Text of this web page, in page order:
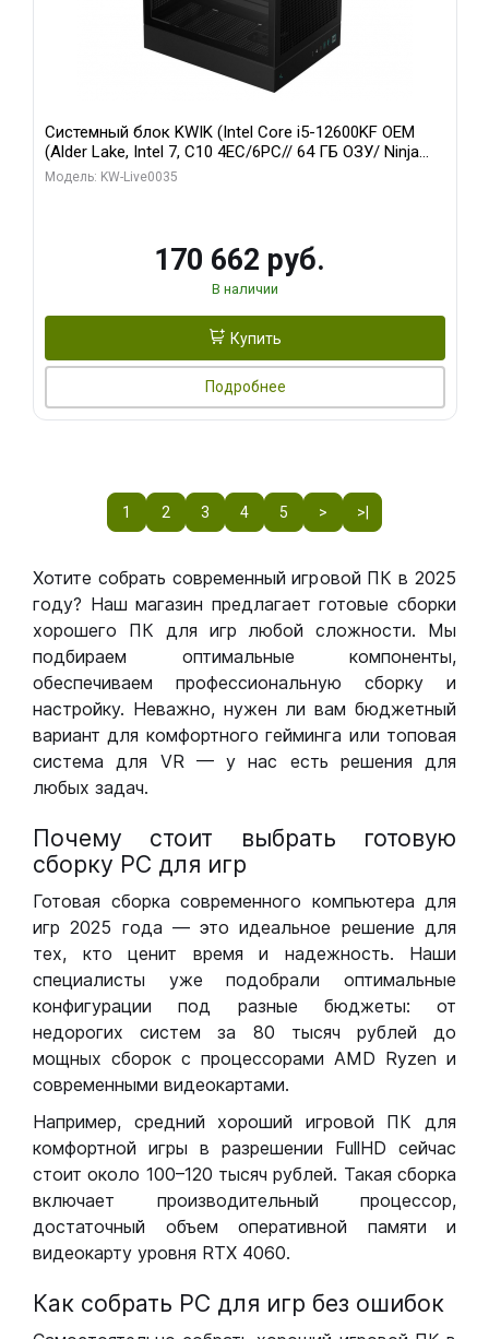
Системный блок KWIK (Intel Core i5-12600KF OEM
(Alder Lake, Intel 7, C10 4EC/6PC// 64 ГБ ОЗУ/ Ninja
Sinotex GTX1650 4GB 128bit GDDR6 DVI DP HDMI 2/
Модель: KW-Live0035
170 662 руб.
В наличии
Купить
Подробнее
1 2 3 4 5 > >|
Хотите собрать современный игровой ПК в 2025
году? Наш магазин предлагает готовые сборки
хорошего ПК для игр любой сложности. Мы
подбираем оптимальные компоненты,
обеспечиваем профессиональную сборку и
настройку. Неважно, нужен ли вам бюджетный
вариант для комфортного гейминга или топовая
система для VR — у нас есть решения для
любых задач.
Почему стоит выбрать готовую
сборку РС для игр
Готовая сборка современного компьютера для
игр 2025 года — это идеальное решение для
тех, кто ценит время и надежность. Наши
специалисты уже подобрали оптимальные
конфигурации под разные бюджеты: от
недорогих систем за 80 тысяч рублей до
мощных сборок с процессорами AMD Ryzen и
современными видеокартами.
Например, средний хороший игровой ПК для
комфортной игры в разрешении FullHD сейчас
стоит около 100–120 тысяч рублей. Такая сборка
включает производительный процессор,
достаточный объем оперативной памяти и
видеокарту уровня RTX 4060.
Как собрать РС для игр без ошибок